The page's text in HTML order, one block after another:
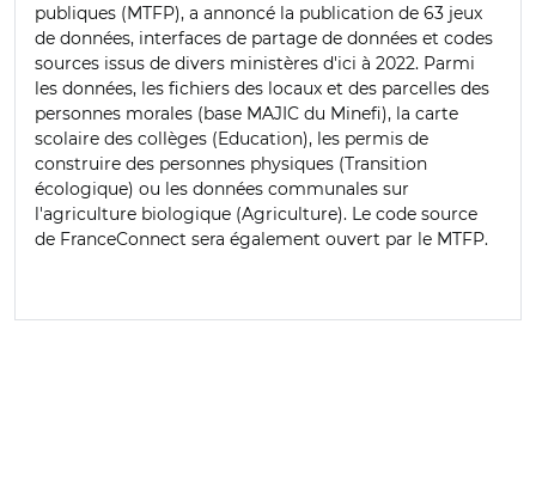
publiques (MTFP), a annoncé la publication de 63 jeux
de données, interfaces de partage de données et codes
sources issus de divers ministères d'ici à 2022. Parmi
les données, les fichiers des locaux et des parcelles des
personnes morales (base MAJIC du Minefi), la carte
scolaire des collèges (Education), les permis de
construire des personnes physiques (Transition
écologique) ou les données communales sur
l'agriculture biologique (Agriculture). Le code source
de FranceConnect sera également ouvert par le MTFP.